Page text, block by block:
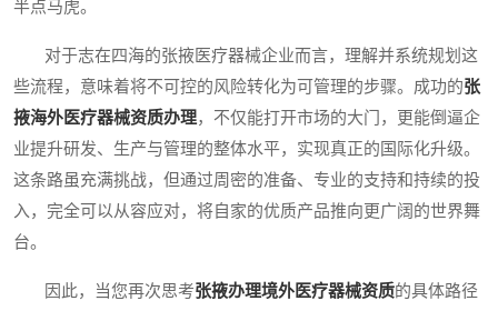
半点马虎。
对于志在四海的张掖医疗器械企业而言，理解并系统规划这
些流程，意味着将不可控的风险转化为可管理的步骤。成功的张
掖海外医疗器械资质办理，不仅能打开市场的大门，更能倒逼企
业提升研发、生产与管理的整体水平，实现真正的国际化升级。
这条路虽充满挑战，但通过周密的准备、专业的支持和持续的投
入，完全可以从容应对，将自家的优质产品推向更广阔的世界舞
台。
因此，当您再次思考张掖办理境外医疗器械资质的具体路径